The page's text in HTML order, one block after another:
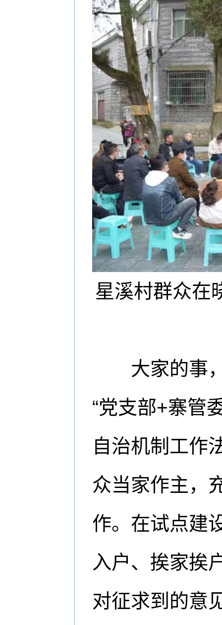
星溪村群众在
大家的事，
“党支部+寨管
自治机制工作
众当家作主，
作。在试点建
入户、挨家挨
对征求到的意